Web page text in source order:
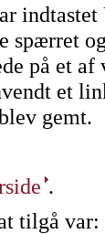
spærret
på et af
et
gemt.
.
tilgå var: